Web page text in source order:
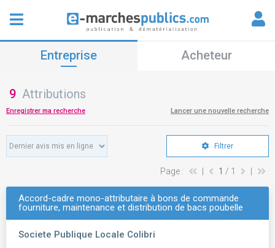
Entreprise Acheteur
9 Attributions
Enregistrer ma recherche Lancer une nouvelle recherche
Filtrer
Page : 1 / 1
Accord-cadre mono-attributaire à bons de commande
fourniture, maintenance et distribution de bacs poubelle
Societe Publique Locale Colibri